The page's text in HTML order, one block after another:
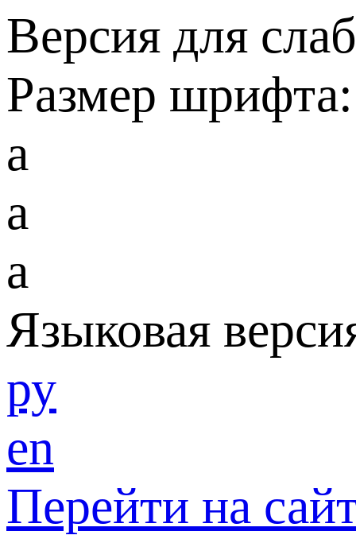
Версия для
Размер шрифта:
a
a
a
Языковая
ру
en
Перейти на